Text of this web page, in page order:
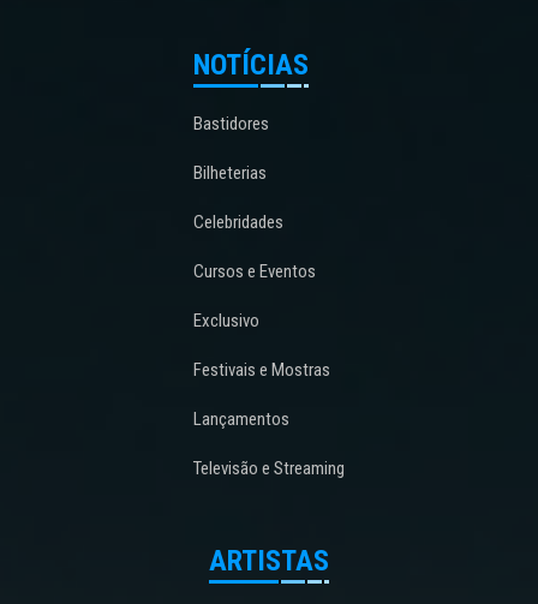
NOTÍCIAS
Bastidores
Bilheterias
Celebridades
Cursos e Eventos
Exclusivo
Festivais e Mostras
Lançamentos
Televisão e Streaming
ARTISTAS